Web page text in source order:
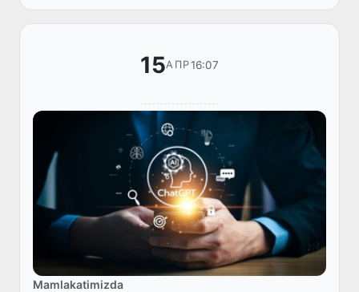
қаратылған нызам жойбары екинши оқыўда
көрип шығыл...
15АПР16:07
Mamlakatimizda